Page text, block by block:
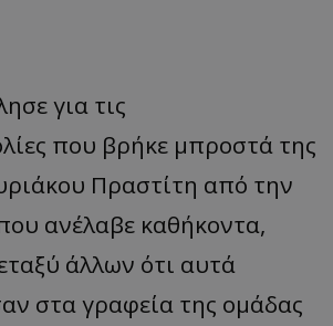
για τις
που βρήκε μπροστά της
Πραστίτη από την
ανέλαβε καθήκοντα,
άλλων ότι αυτά
στα γραφεία της ομάδας